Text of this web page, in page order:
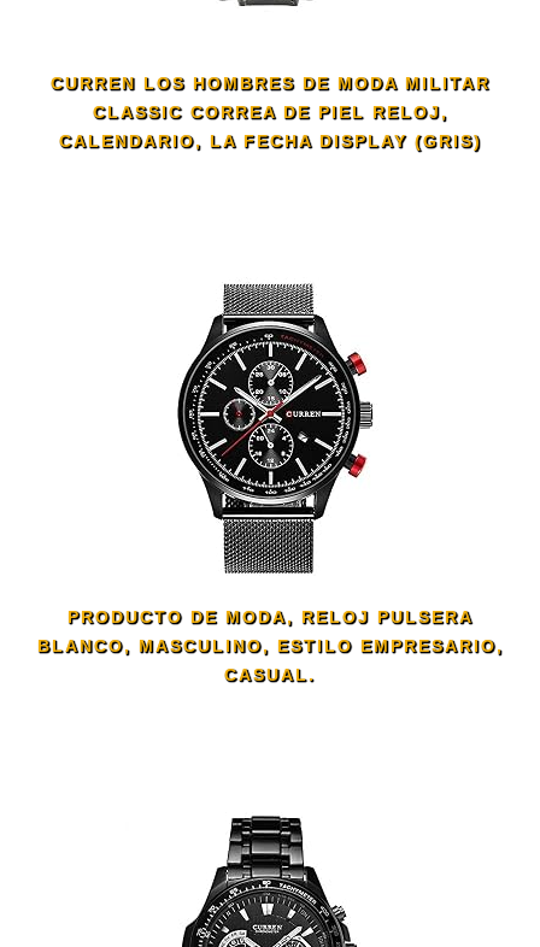
CURREN LOS HOMBRES DE MODA MILITAR
CLASSIC CORREA DE PIEL RELOJ,
CALENDARIO, LA FECHA DISPLAY (GRIS)
PRODUCTO DE MODA, RELOJ PULSERA
BLANCO, MASCULINO, ESTILO EMPRESARIO,
CASUAL.